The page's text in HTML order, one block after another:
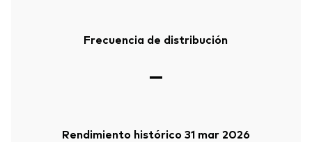
Frecuencia de distribución
—
Rendimiento histórico 31 mar 2026